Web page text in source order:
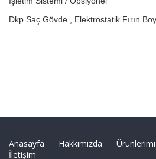
Dkp Saç Gövde , Elektrostatik Fırın
Anasayfa Hakkımızda
İletişim